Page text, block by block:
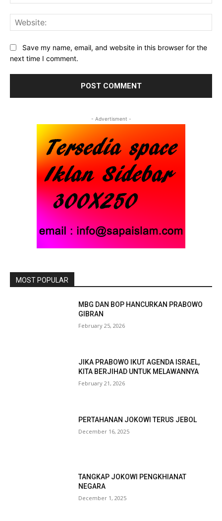
Save my name, email, and website in this browser for the
next time I comment.
- Advertisment -
MOST POPULAR
MBG DAN BOP HANCURKAN PRABOWO
GIBRAN
February 25, 2026
JIKA PRABOWO IKUT AGENDA ISRAEL,
KITA BERJIHAD UNTUK MELAWANNYA
February 21, 2026
PERTAHANAN JOKOWI TERUS JEBOL
December 16, 2025
TANGKAP JOKOWI PENGKHIANAT
NEGARA
December 1, 2025